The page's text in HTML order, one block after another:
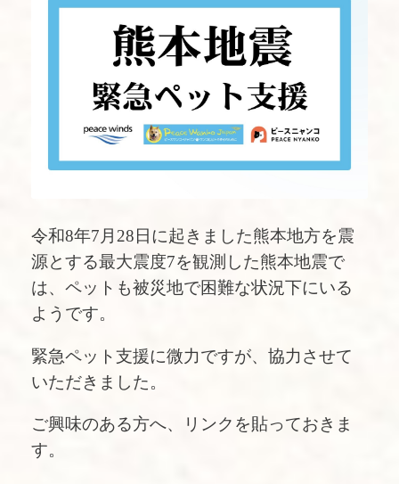
令和8年7月28日に起きました熊本地方を震
源とする最大震度7を観測した熊本地震で
は、ペットも被災地で困難な状況下にいる
ようです。
緊急ペット支援に微力ですが、協力させて
いただきました。
ご興味のある方へ、リンクを貼っておきま
す。